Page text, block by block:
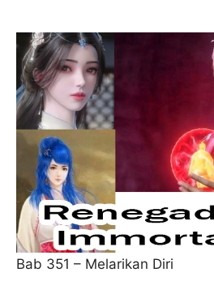
Bab 351 – Melarikan Diri